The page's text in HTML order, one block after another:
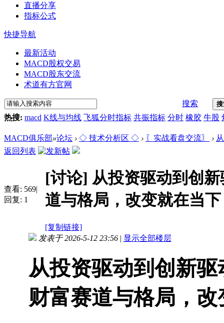
直播分享
指标公式
快捷导航
最新活动
MACD股权交易
MACD股东交流
术道有方官网
搜索
热搜: macd K线与均线 飞狐分时指标 共振指标 分时 橡胶 牛股
MACD俱乐部»论坛 › ◇ 技术分析区 ◇ › 〖实战看盘交流〗 ›
返回列表
查看: 569|
回复: 1
[讨论] 从投资驱动到创
道与格局，改变就在当下
[复制链接]
发表于 2026-5-12 23:56 | 显示全部楼层
从投资驱动到创新
财富赛道与格局，